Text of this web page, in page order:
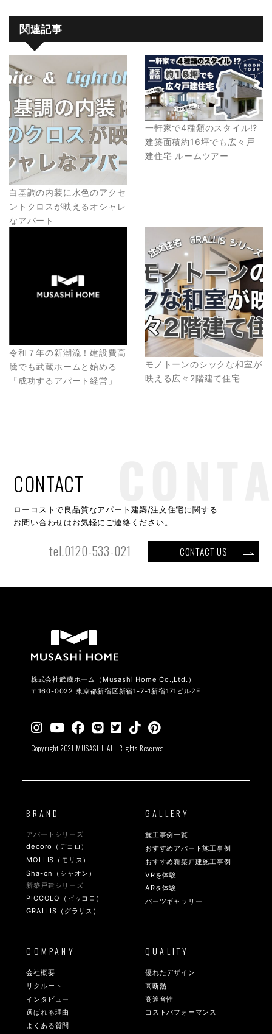
関連記事
白基調の内装に水色のアクセ
ントクロスが映えるオシャレ
なアパート
一軒家で4種類のスタイル!?
建築面積約16坪でも広々戸
建住宅 ルームツアー
令和７年の新潮流！建設費高
騰でも武蔵ホームと始める
「成功するアパート経営」
モノトーンのシックな和室が
映える広々2階建て住宅
CONTACT
ローコストで良品質なアパート建築/注文住宅に関する
お問い合わせはお気軽にご連絡ください。
tel.0120-533-021 CONTACT US
株式会社武蔵ホーム（Musashi Home Co.,Ltd.）
〒160-0022 東京都新宿区新宿1-7-1新宿171ビル2F
Copyright 2021 MUSASHI. ALL Rights Reserved
BRAND
アパートシリーズ
decoro（デコロ）
MOLLIS（モリス）
Sha-on（シャオン）
新築戸建シリーズ
PICCOLO（ピッコロ）
GRALLIS（グラリス）
GALLERY
施工事例一覧
おすすめアパート施工事例
おすすめ新築戸建施工事例
VRを体験
ARを体験
パーツギャラリー
COMPANY
会社概要
リクルート
インタビュー
選ばれる理由
よくある質問
QUALITY
優れたデザイン
高断熱
高遮音性
コストパフォーマンス